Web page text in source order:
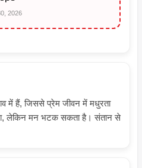
2026
में हैं, जिससे प्रेम जीवन में मधुरता
लेकिन मन भटक सकता है। संतान से